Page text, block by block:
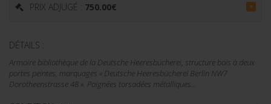
PRIX ADJUGÉ : 750.00€ =
DÉTAILS :
Armoire bibliothèque de la Deutsche Heeresbücherei, structure bois à deux
portes peintes, marquages « Deutsche Heeresbücherei Berlin NW7
Dorotheenstrasse 48 ». Poignées torsadées métalliques...